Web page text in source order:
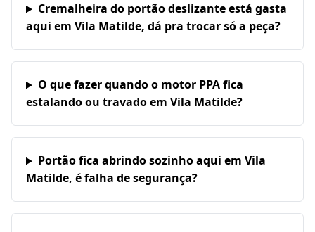
Cremalheira do portão deslizante está gasta
aqui em Vila Matilde, dá pra trocar só a peça?
O que fazer quando o motor PPA fica
estalando ou travado em Vila Matilde?
Portão fica abrindo sozinho aqui em Vila
Matilde, é falha de segurança?